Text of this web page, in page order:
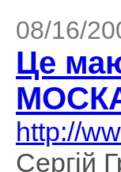
08/16/
Це
http://
Сергій